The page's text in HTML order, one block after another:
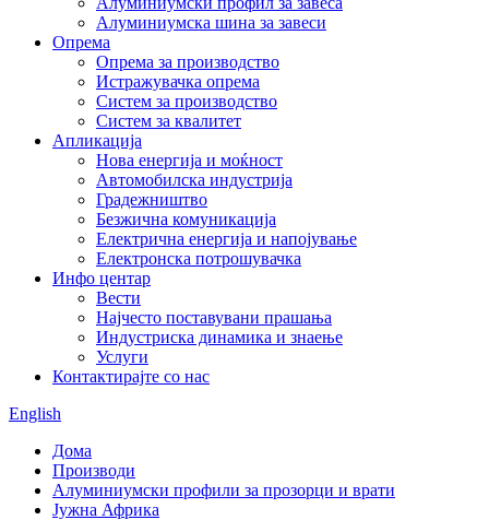
Алуминиумска шина за завеси
Опрема
Опрема за производство
Истражувачка опрема
Систем за производство
Систем за квалитет
Апликација
Нова енергија и моќност
Автомобилска индустрија
Градежништво
Безжична комуникација
Електрична енергија и напојување
Електронска потрошувачка
Инфо центар
Вести
Најчесто поставувани прашања
Индустриска динамика и знаење
Услуги
Контактирајте со нас
English
Дома
Производи
Алуминиумски профили за прозорци и врати
Јужна Африка